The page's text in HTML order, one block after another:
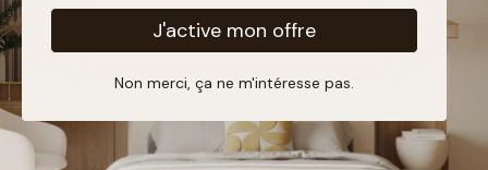
J'active mon offre
Non merci, ça ne m'intéresse pas.